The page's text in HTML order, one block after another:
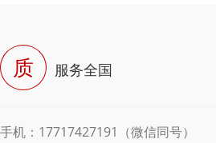
质 服务全国
手机：17717427191（微信同号）